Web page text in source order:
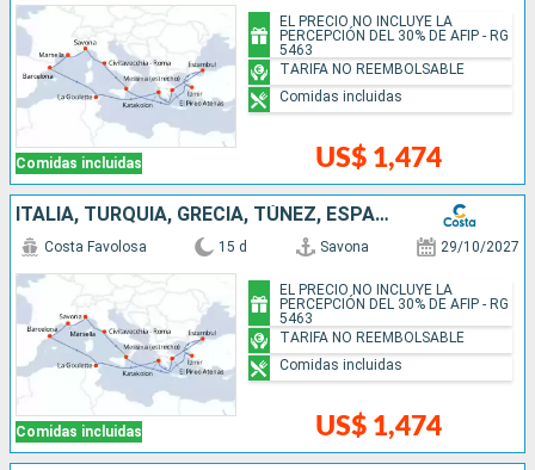
Comidas incluidas US$ 1,474
EL PRECIO NO INCLUYE LA
PERCEPCIÓN DEL 30% DE AFIP - RG
5463
TARIFA NO REEMBOLSABLE
Comidas incluidas
ITALIA, TURQUÍA, GRECIA, TÚNEZ, ESPAÑA, FRANCIA
Comidas incluidas
Costa Favolosa 15 d Savona 29/10/2027
US$ 1,474
EL PRECIO NO INCLUYE LA
PERCEPCIÓN DEL 30% DE AFIP - RG
5463
TARIFA NO REEMBOLSABLE
Comidas incluidas